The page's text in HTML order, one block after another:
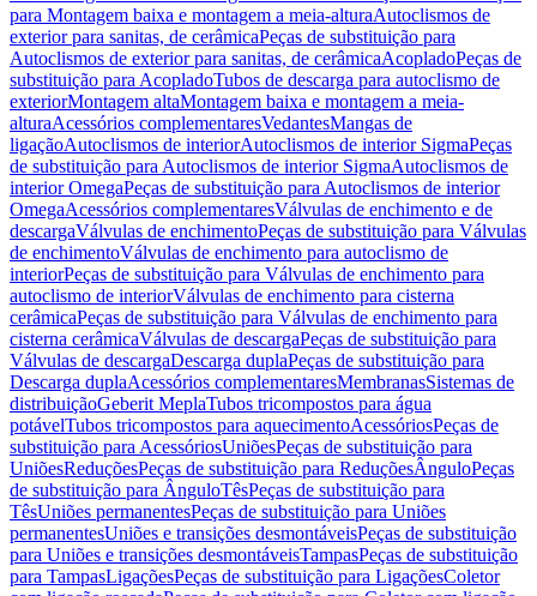
para Montagem baixa e montagem a meia-alturaAutoclismos de
exterior para sanitas, de cerâmicaPeças de substituição para
Autoclismos de exterior para sanitas, de cerâmicaAcopladoPeças de
substituição para AcopladoTubos de descarga para autoclismo de
exteriorMontagem altaMontagem baixa e montagem a meia-
alturaAcessórios complementaresVedantesMangas de
ligaçãoAutoclismos de interiorAutoclismos de interior SigmaPeças
de substituição para Autoclismos de interior SigmaAutoclismos de
interior OmegaPeças de substituição para Autoclismos de interior
OmegaAcessórios complementaresVálvulas de enchimento e de
descargaVálvulas de enchimentoPeças de substituição para Válvulas
de enchimentoVálvulas de enchimento para autoclismo de
interiorPeças de substituição para Válvulas de enchimento para
autoclismo de interiorVálvulas de enchimento para cisterna
cerâmicaPeças de substituição para Válvulas de enchimento para
cisterna cerâmicaVálvulas de descargaPeças de substituição para
Válvulas de descargaDescarga duplaPeças de substituição para
Descarga duplaAcessórios complementaresMembranasSistemas de
distribuiçãoGeberit MeplaTubos tricompostos para água
potávelTubos tricompostos para aquecimentoAcessóriosPeças de
substituição para AcessóriosUniõesPeças de substituição para
UniõesReduçõesPeças de substituição para ReduçõesÂnguloPeças
de substituição para ÂnguloTêsPeças de substituição para
TêsUniões permanentesPeças de substituição para Uniões
permanentesUniões e transições desmontáveisPeças de substituição
para Uniões e transições desmontáveisTampasPeças de substituição
para TampasLigaçõesPeças de substituição para LigaçõesColetor